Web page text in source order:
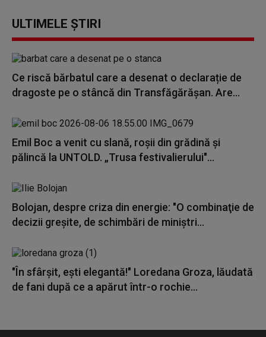
ULTIMELE ȘTIRI
Ce riscă bărbatul care a desenat o declarație de
dragoste pe o stâncă din Transfăgărășan. Are...
Emil Boc a venit cu slană, roșii din grădină și
pălincă la UNTOLD. „Trusa festivalierului"...
Bolojan, despre criza din energie: "O combinaţie de
decizii greşite, de schimbări de miniştri...
"În sfârșit, ești elegantă!" Loredana Groza, lăudată
de fani după ce a apărut într-o rochie...